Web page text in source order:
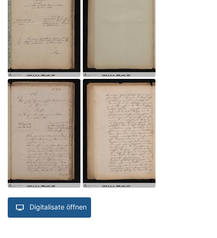
Digitalisate öffnen